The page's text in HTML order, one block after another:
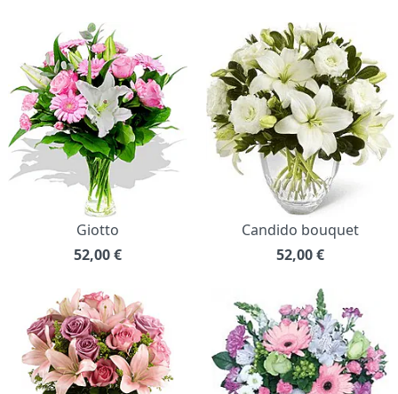
Giotto
52,00€
Candido bouquet
52,00€